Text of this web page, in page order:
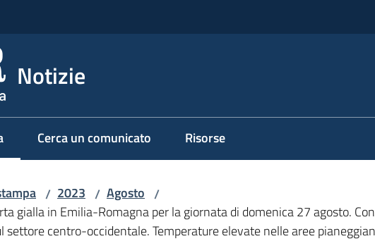
Notizie
Cerca un comunicato Risorse
/ 2023 / Agosto /
gialla in Emilia-Romagna per la giornata di domenica 27 agosto.
centro-occidentale. Temperature elevate nelle aree